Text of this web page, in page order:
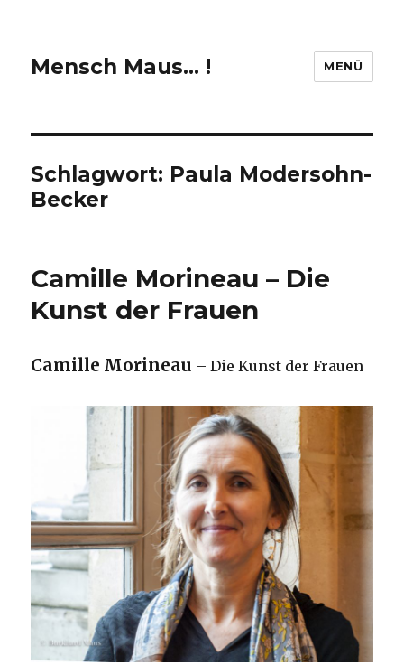
Mensch Maus… ! MENÜ
Schlagwort: Paula Modersohn-
Becker
Camille Morineau – Die
Kunst der Frauen
Camille Morineau – Die Kunst der Frauen